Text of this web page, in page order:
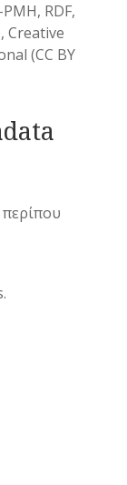
RDF,
Creative
(CC BY